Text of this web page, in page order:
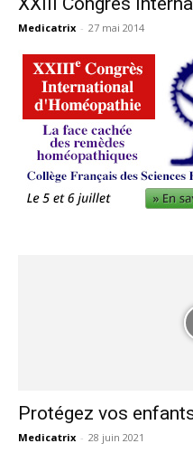
Medicatrix - 27 mai 2014
Protégez vos
Medicatrix - 28 juin 2021